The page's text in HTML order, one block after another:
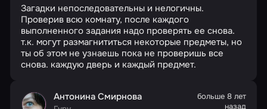
Загадки непоследовательны и нелогичны.
Проверив всю комнату, после каждого
выполненного задания надо проверять ее снова.
т.к. могут размагнититься некоторые предметы, но
ты об этом не узнаешь пока не проверишь все
снова. каждую дверь и каждый предмет.
Антонина Смирнова
больше 8 лет
назад